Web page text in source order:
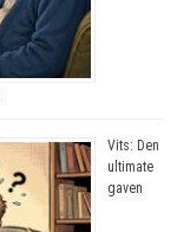
Vits: Den
ultimate
gaven